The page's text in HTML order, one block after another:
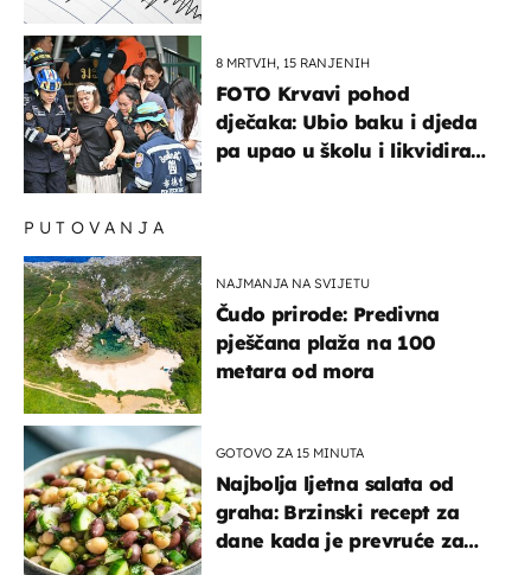
8 MRTVIH, 15 RANJENIH
FOTO Krvavi pohod
dječaka: Ubio baku i djeda
pa upao u školu i likvidirao
PUTOVANJA
NAJMANJA NA SVIJETU
Čudo prirode: Predivna
pješčana plaža na 100
metara od mora
GOTOVO ZA 15 MINUTA
Najbolja ljetna salata od
graha: Brzinski recept za
dane kada je prevruće za